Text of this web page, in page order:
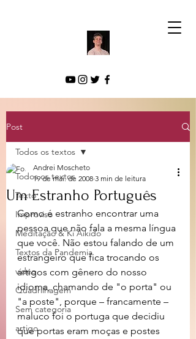
Post
Todos os textos
Texto
Improviso
Meditação & Ki Aikido
Textos da Pandemia
vídeo
Quadrilhagem
Sem categoria
artigo
Todos os textos
Um Estranho Português
Andrei Moscheto
19 de mai. de 2008 3 min de leitura
Como é estranho encontrar uma
pessoa que não fala a mesma língua
que você. Não estou falando de um
estrangeiro que fica trocando os
artigos com gênero do nosso
idioma, chamando de "o porta" ou
"a poste", porque – francamente –
maluco foi o portuga que decidiu
que portas eram moças e postes